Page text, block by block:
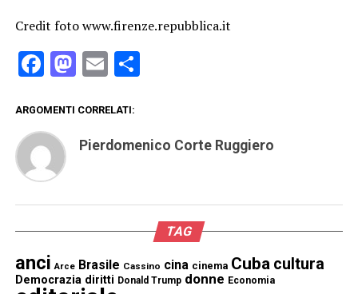
Credit foto www.firenze.repubblica.it
Facebook
Mastodon
EmailCondividi
ARGOMENTI CORRELATI:
Pierdomenico Corte Ruggiero
TAG
anci Arce Brasile Cassino cina cinema Cuba cultura
Democrazia diritti Donald Trump donne Economia